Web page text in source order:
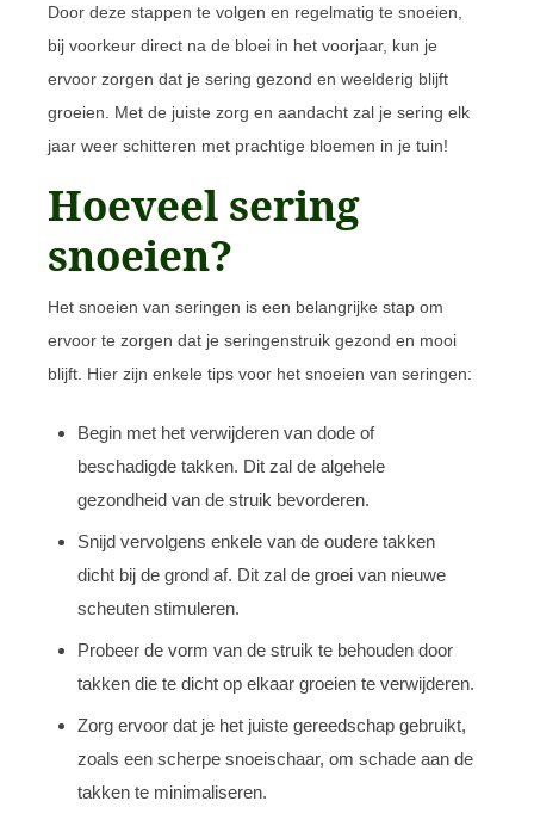
Door deze stappen te volgen en regelmatig te snoeien,
bij voorkeur direct na de bloei in het voorjaar, kun je
ervoor zorgen dat je sering gezond en weelderig blijft
groeien. Met de juiste zorg en aandacht zal je sering elk
jaar weer schitteren met prachtige bloemen in je tuin!
Hoeveel sering
snoeien?
Het snoeien van seringen is een belangrijke stap om
ervoor te zorgen dat je seringenstruik gezond en mooi
blijft. Hier zijn enkele tips voor het snoeien van seringen:
Begin met het verwijderen van dode of
beschadigde takken. Dit zal de algehele
gezondheid van de struik bevorderen.
Snijd vervolgens enkele van de oudere takken
dicht bij de grond af. Dit zal de groei van nieuwe
scheuten stimuleren.
Probeer de vorm van de struik te behouden door
takken die te dicht op elkaar groeien te verwijderen.
Zorg ervoor dat je het juiste gereedschap gebruikt,
zoals een scherpe snoeischaar, om schade aan de
takken te minimaliseren.